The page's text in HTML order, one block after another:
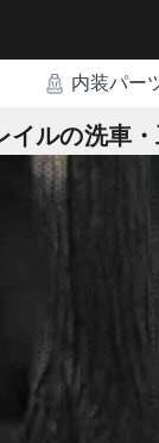
内装パー
イルの洗車